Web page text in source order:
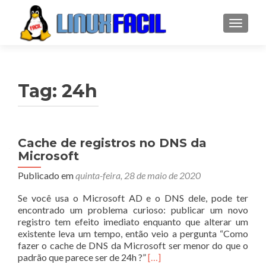
Tag: 24h
Cache de registros no DNS da
Microsoft
Publicado emquinta-feira, 28 de maio de 2020
Se você usa o Microsoft AD e o DNS dele, pode ter
encontrado um problema curioso: publicar um novo
registro tem efeito imediato enquanto que alterar um
existente leva um tempo, então veio a pergunta “Como
fazer o cache de DNS da Microsoft ser menor do que o
padrão que parece ser de 24h ?”Leia
[…]